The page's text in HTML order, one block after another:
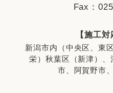
Fax：
【施工対
新潟市内（中央区、東
栄）秋葉区（新津）、
市、阿賀野市